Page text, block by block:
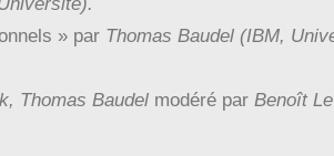
).
» par Thomas Baudel (IBM,
Thomas Baudel modéré par Benoît